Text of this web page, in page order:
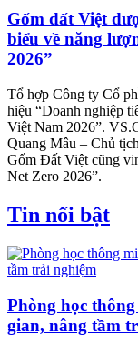
Gốm đất Việt
biểu về năng
2026”
Tổ hợp Công ty Cổ
hiệu “Doanh nghiệp
Việt Nam 2026”.
Quang Mâu – Chủ
Gốm Đất Việt cũng
Net Zero 2026”.
Tin nổi bật
Phòng học
gian, nâng tầm